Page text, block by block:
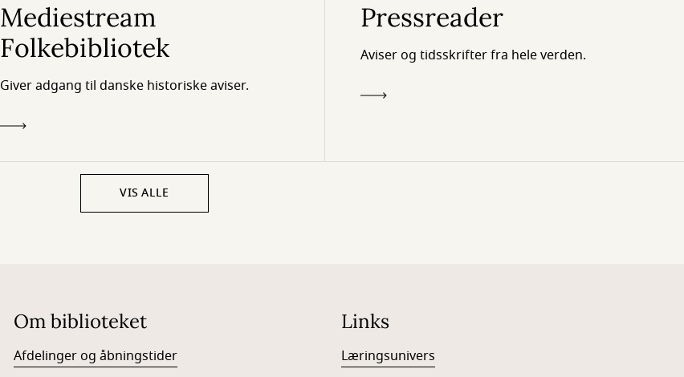
Mediestream
Folkebibliotek
Giver adgang til danske historiske aviser.
Pressreader
Aviser og tidsskrifter fra hele verden.
VIS ALLE
Om biblioteket
Afdelinger og åbningstider
Links
Læringsunivers